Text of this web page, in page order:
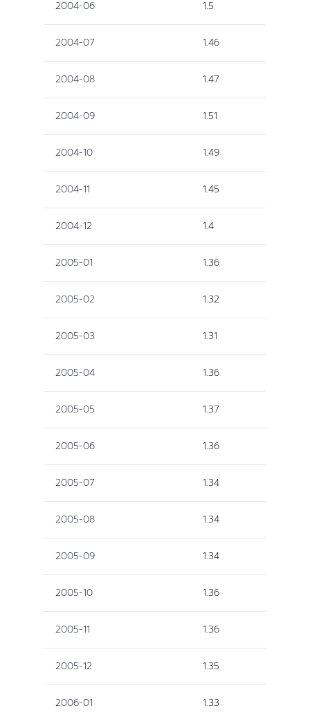
2004-06 1.5
2004-07 1.46
2004-08 1.47
2004-09 1.51
2004-10 1.49
2004-11 1.45
2004-12 1.4
2005-01 1.36
2005-02 1.32
2005-03 1.31
2005-04 1.36
2005-05 1.37
2005-06 1.36
2005-07 1.34
2005-08 1.34
2005-09 1.34
2005-10 1.36
2005-11 1.36
2005-12 1.35
2006-01 1.33